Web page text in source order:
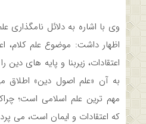
وی با اشاره به دلائل نامگذاری
اظهار داشت: موضوع علم کلام،
اعتقادات، زیربنا و پایه های
به آن «علم اصول دین» اطلاق
مهم ترین علم اسلامی است؛
که اعتقادات و ایمان است، می